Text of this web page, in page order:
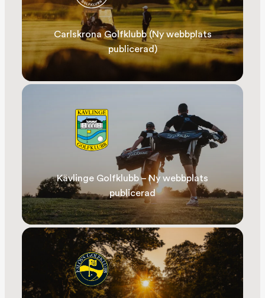
Carlskrona Golfklubb (Ny webbplats
publicerad)
Kävlinge Golfklubb – Ny webbplats
publicerad